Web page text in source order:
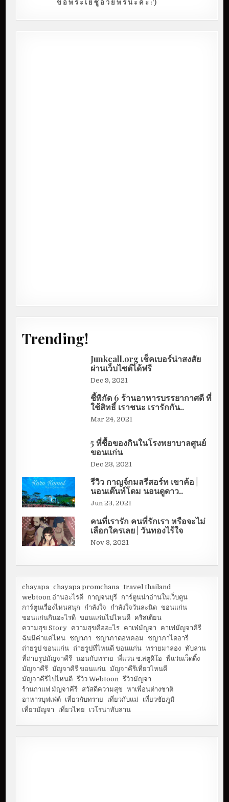
ข อ พ ร ะ เ ย ซู อ ว ย พ ร น ะ ค ะ :')
Trending!
Junkcall.org เช็คเบอร์น่าสงสัย
ผ่านเว็บไซต์ได้ฟรี
Dec 9, 2021
ชี้พิกัด 6 ร้านอาหารบรรยากาศดี ที่
ใช้สิทธิ์ เราชนะ เรารักกัน..
Mar 24, 2021
5 ที่ซื้อของกินในโรงพยาบาลศูนย์
ขอนแก่น
Dec 23, 2021
รีวิว กาญจ์กมลรีสอร์ท เขาค้อ |
นอนเต๊นท์โดม นอนดูดาว..
Jun 23, 2021
คนที่เรารัก คนที่รักเรา หรือจะไม่
เลือกใครเลย | วันทองไร้ใจ
Nov 3, 2021
chayapa chayapa promchana travel thailand
webtoon อ่านอะไรดี กาญจนบุรี การ์ตูนน่าอ่านในเว็บตูน
การ์ตูนเรื่องไหนสนุก
กำลังใจ กำลังใจวันละนิด ขอนแก่น
ขอนแก่นกินอะไรดี ขอนแก่นไปไหนดี คริสเตียน
ความสุข Story ความสุขคืออะไร คาเฟ่มัญจา
คาเฟ่มัญจาคีรี
ฉันมีค่าแค่ไหน ชญาภา ชญาภาดอทคอม
ชญาภาไดอารี่
ถ่ายรูป ขอนแก่น ถ่ายรูปที่ไหนดี ขอนแก่น ทรายมาลอง ทับลาน
ที่ถ่ายรูปมัญจาคีรี นอนกับทราย พี่แว่น ช.สตูดิโอ
พี่แว่นเว็ดดิ้ง
มัญจาคีรี มัญจาคีรี ขอนแก่น มัญจาคีรีเที่ยวไหนดี
มัญจาคีรีไปไหนดี รีวิว Webtoon รีวิวมัญจา
ร้านกาแฟ มัญจาคีรี สวัสดีความสุข
หาเพื่อนต่างชาติ
อาหารบุฟเฟ่ต์ เที่ยวกับทราย เที่ยวกับแม่
เที่ยวชัยภูมิ
เที่ยวมัญจา
เที่ยวไทย เวโรน่าทับลาน